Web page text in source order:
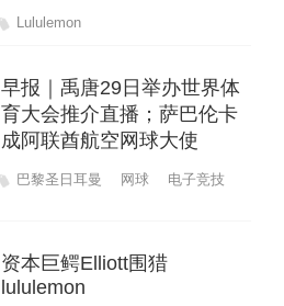
Lululemon
早报｜禹唐29日举办世界体
育大会推介直播；萨巴伦卡
成阿联酋航空网球大使
巴黎圣日耳曼 网球
电子竞技
资本巨鳄Elliott围猎
lululemon